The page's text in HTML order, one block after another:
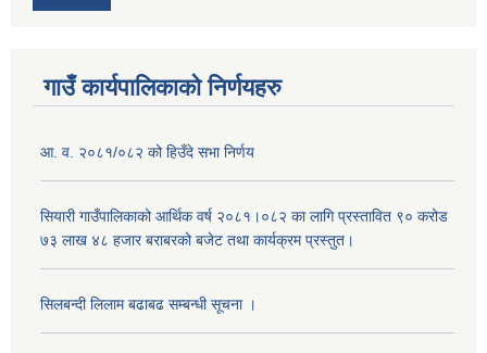
गाउँ कार्यपालिकाको निर्णयहरु
आ. व. २०८१/०८२ को हिउँदे सभा निर्णय
सियारी गाउँपालिकाको आर्थिक वर्ष २०८१।०८२ का लागि प्रस्तावित ९० करोड
७३ लाख ४८ हजार बराबरको बजेट तथा कार्यक्रम प्रस्तुत।
सिलबन्दी लिलाम बढाबढ सम्बन्धी सूचना ।